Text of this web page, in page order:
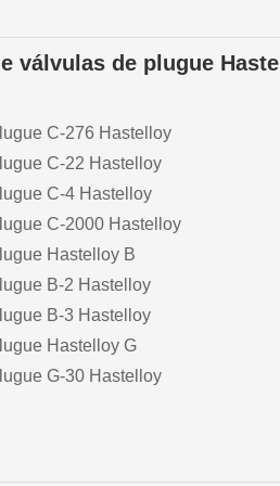
válvulas de plugue
C-276 Hastelloy
C-22 Hastelloy
C-4 Hastelloy
C-2000 Hastelloy
Hastelloy B
B-2 Hastelloy
B-3 Hastelloy
Hastelloy G
G-30 Hastelloy